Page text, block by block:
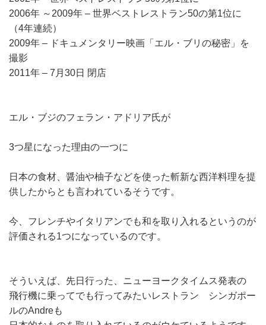
2006年 ～2009年 – 世界ベストレストラン50の第1位に
（4年連続）
2009年 – ドキュメンタリー映画「エル・ブリの秘密」を
撮影
2011年 – 7月30日 閉店
エル・ブジのフェラン・アドリア氏が
3つ星になった理由の一つに
日本の食材、醤油や柚子などを使った斬新な西洋料理を提
供したからとも言われているそうです。
今、フレンチやイタリアンでも和を取り入れるというのが
評価される1つになっているのです。
そういえば、先日行った、ニューヨークタイムス発表の
飛行機に乗ってでも行ってみたいレストラン シンガポー
ルのAndreも